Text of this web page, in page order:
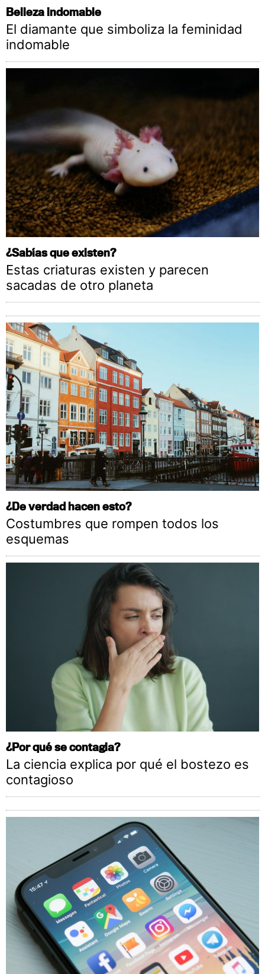
Belleza indomable
El diamante que simboliza la feminidad
indomable
¿Sabías que existen?
Estas criaturas existen y parecen
sacadas de otro planeta
¿De verdad hacen esto?
Costumbres que rompen todos los
esquemas
¿Por qué se contagia?
La ciencia explica por qué el bostezo es
contagioso